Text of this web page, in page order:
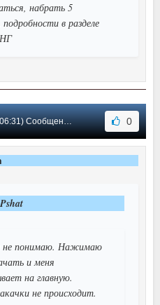
набрать 5
в разделе
Сообщение #5 0
понимаю. Нажимаю
и меня
на главную.
не происходит.